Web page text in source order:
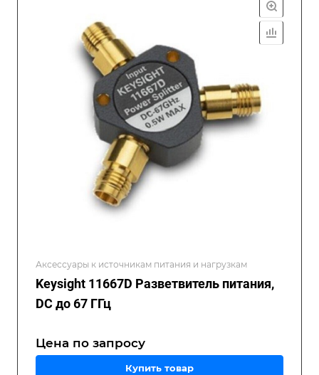
Аксессуары к источникам питания и нагрузкам
Keysight 11667D Разветвитель питания,
DC до 67 ГГц
Цена по запросу
Купить товар